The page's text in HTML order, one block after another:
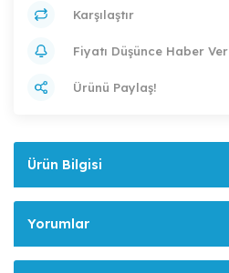
Karşılaştır
Fiyatı Düşünce Haber Ver
Ürünü Paylaş!
Ürün Bilgisi
Yorumlar